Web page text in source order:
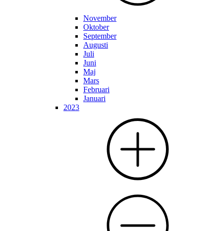
November
Oktober
September
Augusti
Juli
Juni
Maj
Mars
Februari
Januari
2023